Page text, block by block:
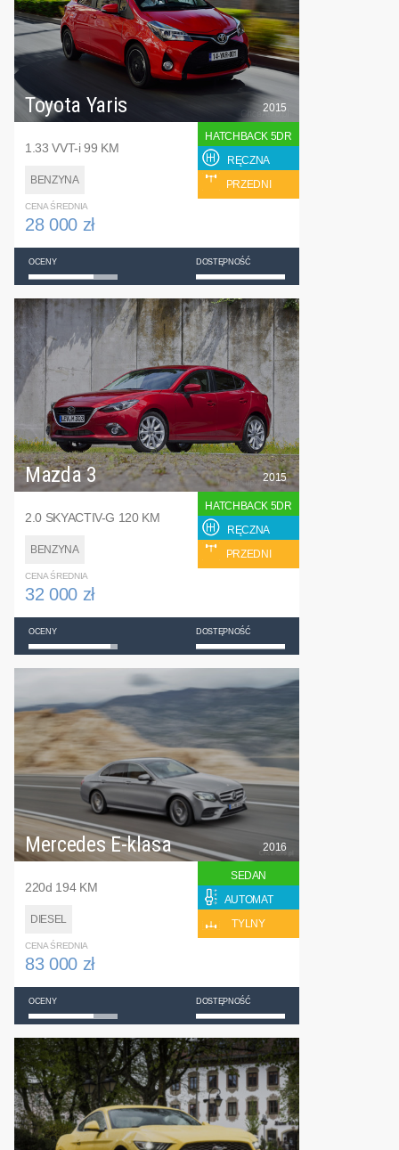
Toyota Yaris
1.33 VVT-i 99 KM
BENZYNA
2015
HATCHBACK 5DR
RĘCZNA
PRZEDNI
CENA ŚREDNIA
28 000 zł
OCENY DOSTĘPNOŚĆ
Mazda 3
2.0 SKYACTIV-G 120 KM
BENZYNA
2015
HATCHBACK 5DR
RĘCZNA
PRZEDNI
CENA ŚREDNIA
32 000 zł
OCENY DOSTĘPNOŚĆ
Mercedes E-klasa
220d 194 KM
DIESEL
2016
SEDAN
AUTOMAT
TYLNY
CENA ŚREDNIA
83 000 zł
OCENY DOSTĘPNOŚĆ